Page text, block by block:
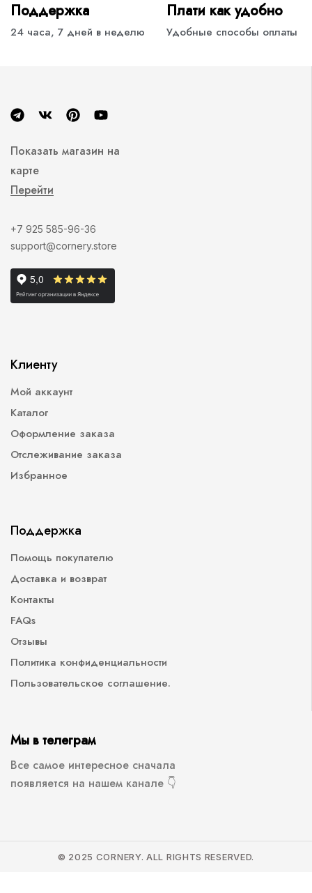
Поддержка
24 часа, 7 дней в неделю
Плати как удобно
Удобные способы оплаты
Показать магазин на
карте
Перейти
+7 925 585-96-36
support@cornery.store
Клиенту
Мой аккаунт
Каталог
Оформление заказа
Отслеживание заказа
Избранное
Поддержка
Помощь покупателю
Доставка и возврат
Контакты
FAQs
Отзывы
Политика конфиденциальности
Пользовательское соглашение.
Мы в телеграм
Все самое интересное сначала
появляется на нашем канале 👇
© 2025 CORNERY. ALL RIGHTS RESERVED.